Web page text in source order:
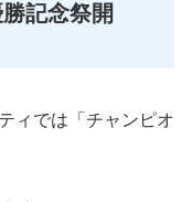
記念祭開
ィでは「チャンピオ